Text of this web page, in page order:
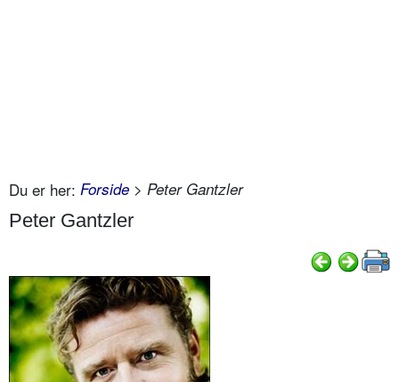
Du er her: Forside > Peter Gantzler
Peter Gantzler